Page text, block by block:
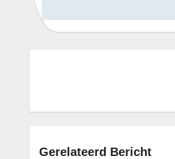
Gerelateerd Bericht